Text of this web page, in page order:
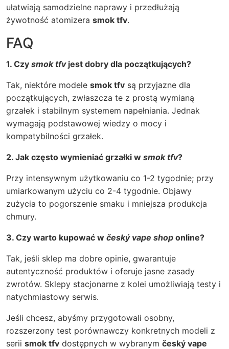
ułatwiają samodzielne naprawy i przedłużają
żywotność atomizera smok tfv.
FAQ
1. Czy smok tfvjest dobry dla początkujących?
Tak, niektóre modele smok tfv są przyjazne dla
początkujących, zwłaszcza te z prostą wymianą
grzałek i stabilnym systemem napełniania. Jednak
wymagają podstawowej wiedzy o mocy i
kompatybilności grzałek.
2. Jak często wymieniać grzałki w smok tfv?
Przy intensywnym użytkowaniu co 1-2 tygodnie; przy
umiarkowanym użyciu co 2-4 tygodnie. Objawy
zużycia to pogorszenie smaku i mniejsza produkcja
chmury.
3. Czy warto kupować w český vape shop online?
Tak, jeśli sklep ma dobre opinie, gwarantuje
autentyczność produktów i oferuje jasne zasady
zwrotów. Sklepy stacjonarne z kolei umożliwiają testy i
natychmiastowy serwis.
Jeśli chcesz, abyśmy przygotowali osobny,
rozszerzony test porównawczy konkretnych modeli z
serii smok tfv dostępnych w wybranym český vape